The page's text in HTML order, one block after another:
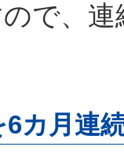
で、
6カ月連